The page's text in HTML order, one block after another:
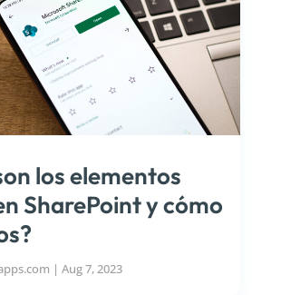
los elementos
SharePoint y cómo
| Aug 7, 2023